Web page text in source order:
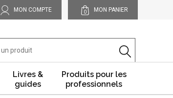
MON COMPTE 0 MON PANIER
Livres &
guides
Produits pour les
professionnels